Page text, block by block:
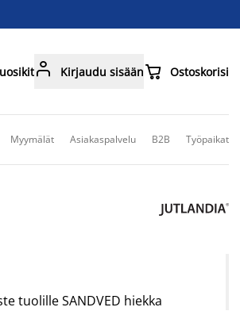
 Kirjaudu sisään Ostoskorisi
Myymälät Asiakaspalvelu B2B Työpaikat
tuolille SANDVED hiekka